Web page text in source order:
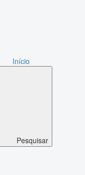
Início
Pesquisar